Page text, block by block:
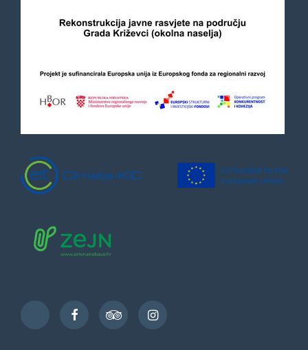
TikTok
FacebookTripAdvisorInstagram